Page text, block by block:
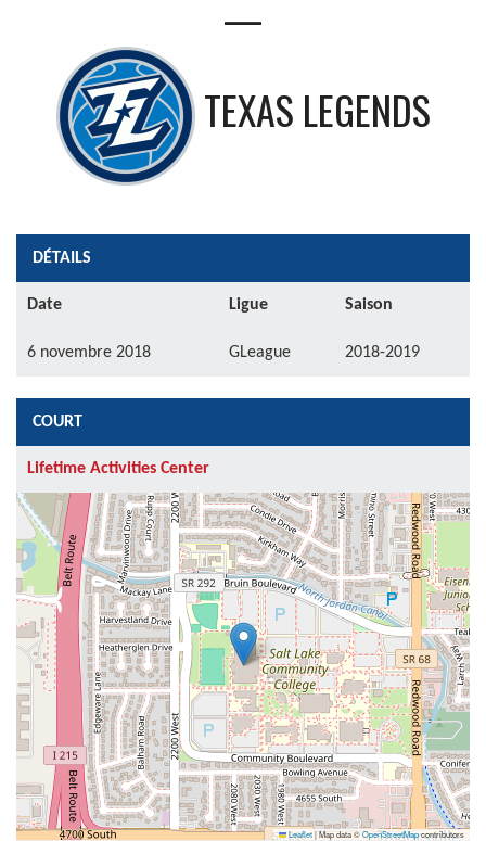
—
TEXAS LEGENDS
DÉTAILS
Date Ligue Saison
6 novembre 2018 GLeague 2018-2019
COURT
Lifetime Activities Center
Leaflet|Map data ©OpenStreetMapcontributors